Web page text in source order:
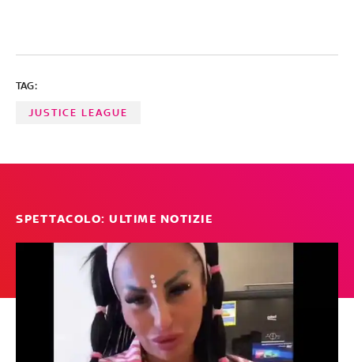
TAG:
JUSTICE LEAGUE
SPETTACOLO: ULTIME NOTIZIE